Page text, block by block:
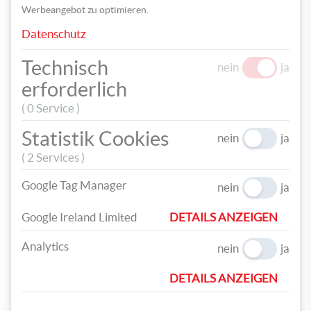
Workshop hat nicht nur Lust auf den Frühling gemacht, sondern
auch gezeigt, wie aus einfachen Materialien entzückende
Ostergeschenke werden können.
Sommerbuffet aus Konservendosen
Werbeangebot zu optimieren.
Datenschutz
Technisch
erforderlich
( 0 Service )
nein ja
Statistik Cookies
( 2 Services )
nein ja
Google Tag Manager nein ja
Google Ireland Limited DETAILS ANZEIGEN
Analytics nein ja
DETAILS ANZEIGEN